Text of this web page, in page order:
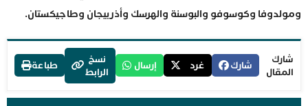
ومولدوفا وكوسوفو والبوسنة والهرسك وأذربيجان وطاجيكستان.
شارك
المقال
شارك غرد إرسال
نسخ
الرابط
طباعة